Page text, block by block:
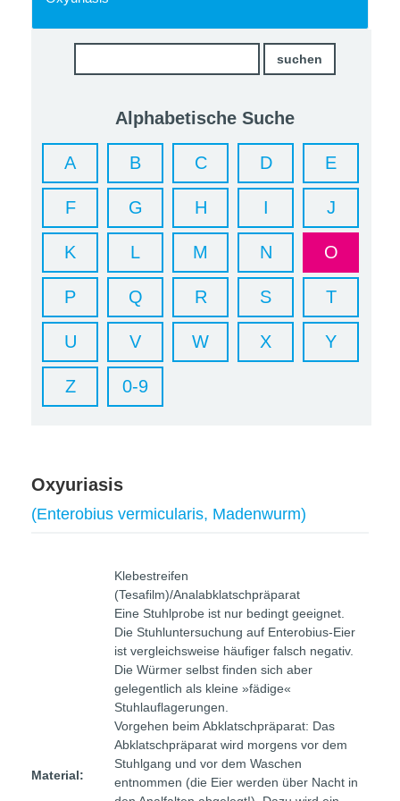
Alphabetische Suche
A B C D E
F G H I J
K L M N O
P Q R S T
U V W X Y
Z 0-9
Oxyuriasis
(Enterobius vermicularis, Madenwurm)
Material:
Klebestreifen
(Tesafilm)/Analabklatschpräparat
Eine Stuhlprobe ist nur bedingt geeignet.
Die Stuhluntersuchung auf Enterobius-Eier
ist vergleichsweise häufiger falsch negativ.
Die Würmer selbst finden sich aber
gelegentlich als kleine »fädige«
Stuhlauflagerungen.
Vorgehen beim Abklatschpräparat: Das
Abklatschpräparat wird morgens vor dem
Stuhlgang und vor dem Waschen
entnommen (die Eier werden über Nacht in